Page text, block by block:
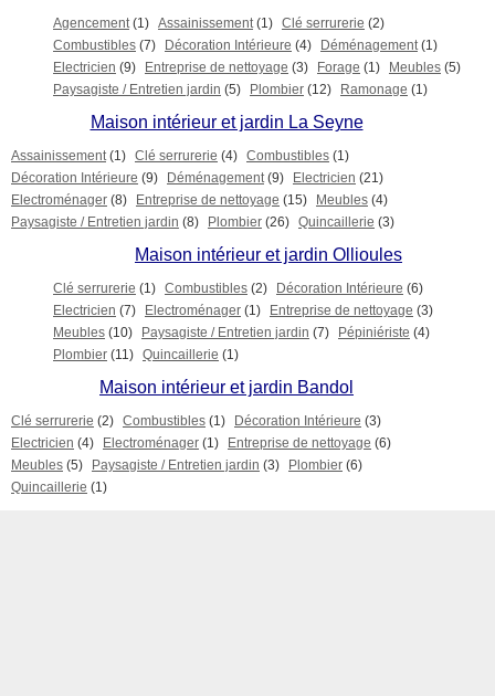
Agencement (1) Assainissement (1) Clé serrurerie (2)
Combustibles (7) Décoration Intérieure (4) Déménagement (1)
Electricien (9) Entreprise de nettoyage (3) Forage (1) Meubles (5)
Paysagiste / Entretien jardin (5) Plombier (12) Ramonage (1)
Maison intérieur et jardin La Seyne
Assainissement (1) Clé serrurerie (4) Combustibles (1)
Décoration Intérieure (9) Déménagement (9) Electricien (21)
Electroménager (8) Entreprise de nettoyage (15) Meubles (4)
Paysagiste / Entretien jardin (8) Plombier (26) Quincaillerie (3)
Maison intérieur et jardin Ollioules
Clé serrurerie (1) Combustibles (2) Décoration Intérieure (6)
Electricien (7) Electroménager (1) Entreprise de nettoyage (3)
Meubles (10) Paysagiste / Entretien jardin (7) Pépiniériste (4)
Plombier (11) Quincaillerie (1)
Maison intérieur et jardin Bandol
Clé serrurerie (2) Combustibles (1) Décoration Intérieure (3)
Electricien (4) Electroménager (1) Entreprise de nettoyage (6)
Meubles (5) Paysagiste / Entretien jardin (3) Plombier (6)
Quincaillerie (1)